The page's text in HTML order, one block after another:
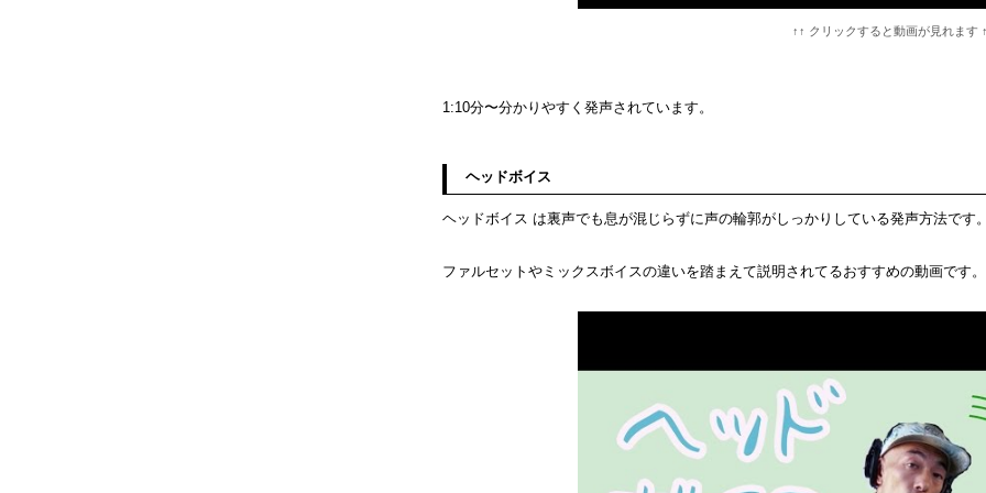
↑↑ クリックすると動画が見れます
1:10分〜分かりやすく発声されています。
ヘッドボイス
ヘッドボイス は裏声でも息が混じらずに声の輪郭がしっかりしている発声方法です
ファルセットやミックスボイスの違いを踏まえて説明されてるおすすめの動画です。